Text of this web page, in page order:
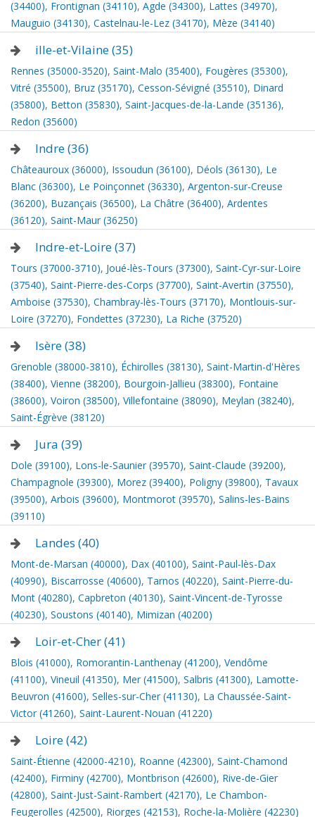
(34400), Frontignan (34110), Agde (34300), Lattes (34970),
Mauguio (34130), Castelnau-le-Lez (34170), Mèze (34140)
ille-et-Vilaine (35)
Rennes (35000-3520), Saint-Malo (35400), Fougères (35300),
Vitré (35500), Bruz (35170), Cesson-Sévigné (35510), Dinard
(35800), Betton (35830), Saint-Jacques-de-la-Lande (35136),
Redon (35600)
Indre (36)
Châteauroux (36000), Issoudun (36100), Déols (36130), Le
Blanc (36300), Le Poinçonnet (36330), Argenton-sur-Creuse
(36200), Buzançais (36500), La Châtre (36400), Ardentes
(36120), Saint-Maur (36250)
Indre-et-Loire (37)
Tours (37000-3710), Joué-lès-Tours (37300), Saint-Cyr-sur-Loire
(37540), Saint-Pierre-des-Corps (37700), Saint-Avertin (37550),
Amboise (37530), Chambray-lès-Tours (37170), Montlouis-sur-
Loire (37270), Fondettes (37230), La Riche (37520)
Isère (38)
Grenoble (38000-3810), Échirolles (38130), Saint-Martin-d'Hères
(38400), Vienne (38200), Bourgoin-Jallieu (38300), Fontaine
(38600), Voiron (38500), Villefontaine (38090), Meylan (38240),
Saint-Égrève (38120)
Jura (39)
Dole (39100), Lons-le-Saunier (39570), Saint-Claude (39200),
Champagnole (39300), Morez (39400), Poligny (39800), Tavaux
(39500), Arbois (39600), Montmorot (39570), Salins-les-Bains
(39110)
Landes (40)
Mont-de-Marsan (40000), Dax (40100), Saint-Paul-lès-Dax
(40990), Biscarrosse (40600), Tarnos (40220), Saint-Pierre-du-
Mont (40280), Capbreton (40130), Saint-Vincent-de-Tyrosse
(40230), Soustons (40140), Mimizan (40200)
Loir-et-Cher (41)
Blois (41000), Romorantin-Lanthenay (41200), Vendôme
(41100), Vineuil (41350), Mer (41500), Salbris (41300), Lamotte-
Beuvron (41600), Selles-sur-Cher (41130), La Chaussée-Saint-
Victor (41260), Saint-Laurent-Nouan (41220)
Loire (42)
Saint-Étienne (42000-4210), Roanne (42300), Saint-Chamond
(42400), Firminy (42700), Montbrison (42600), Rive-de-Gier
(42800), Saint-Just-Saint-Rambert (42170), Le Chambon-
Feugerolles (42500), Riorges (42153), Roche-la-Molière (42230)